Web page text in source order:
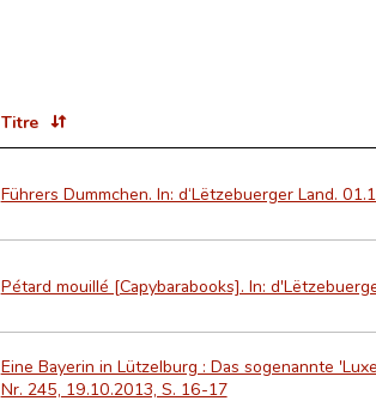
Titre
Führers Dummchen. In: d‘Lëtzebuerger Land.
Pétard mouillé [Capybarabooks]. In:
Eine Bayerin in Lützelburg : Das sogenannte
Nr. 245, 19.10.2013, S. 16-17